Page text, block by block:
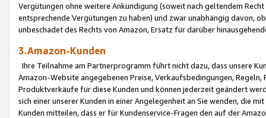
Vergütungen ohne weitere Ankündigung (soweit nach geltendem
entsprechende Vergütungen zu haben) und zwar unabhängig davon,
unbeschadet des Rechts von Amazon, Ersatz für darüber
3.Amazon-Kunden
Ihre Teilnahme am Partnerprogramm führt nicht dazu, dass unsere
Amazon-Website angegebenen Preise, Verkaufsbedingungen,
Produktverkäufe für diese Kunden und können jederzeit geändert
sich einer unserer Kunden in einer Angelegenheit an Sie wenden, die
Kunden mitteilen, dass er für Kundenservice-Fragen den auf der